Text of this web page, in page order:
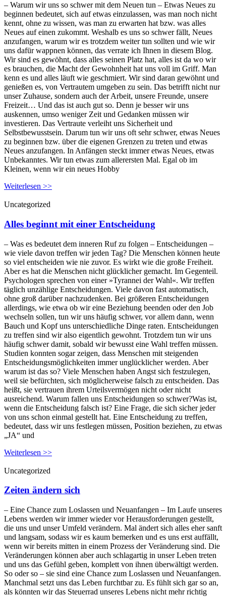
– Warum wir uns so schwer mit dem Neuen tun – Etwas Neues zu
beginnen bedeutet, sich auf etwas einzulassen, was man noch nicht
kennt, ohne zu wissen, was man zu erwarten hat bzw. was alles
Neues auf einen zukommt. Weshalb es uns so schwer fällt, Neues
anzufangen, warum wir es trotzdem weiter tun sollten und wie wir
uns dafür wappnen können, das verrate ich Ihnen in diesem Blog.
Wir sind es gewöhnt, dass alles seinen Platz hat, alles ist da wo wir
es brauchen, die Macht der Gewohnheit hat uns voll im Griff. Man
kenn es und alles läuft wie geschmiert. Wir sind daran gewöhnt und
genießen es, von Vertrautem umgeben zu sein. Das betrifft nicht nur
unser Zuhause, sondern auch der Arbeit, unsere Freunde, unsere
Freizeit… Und das ist auch gut so. Denn je besser wir uns
auskennen, umso weniger Zeit und Gedanken müssen wir
investieren. Das Vertraute verleiht uns Sicherheit und
Selbstbewusstsein. Darum tun wir uns oft sehr schwer, etwas Neues
zu beginnen bzw. über die eigenen Grenzen zu treten und etwas
Neues anzufangen. In Anfängen steckt immer etwas Neues, etwas
Unbekanntes. Wir tun etwas zum allerersten Mal. Egal ob im
Kleinen, wenn wir ein neues Hobby
Weiterlesen >>
Uncategorized
Alles beginnt mit einer Entscheidung
– Was es bedeutet dem inneren Ruf zu folgen – Entscheidungen –
wie viele davon treffen wir jeden Tag? Die Menschen können heute
so viel entscheiden wie nie zuvor. Es wirkt wie die große Freiheit.
Aber es hat die Menschen nicht glücklicher gemacht. Im Gegenteil.
Psychologen sprechen von einer »Tyrannei der Wahl«. Wir treffen
täglich unzählige Entscheidungen. Viele davon fast automatisch,
ohne groß darüber nachzudenken. Bei größeren Entscheidungen
allerdings, wie etwa ob wir eine Beziehung beenden oder den Job
wechseln sollen, tun wir uns häufig schwer, vor allem dann, wenn
Bauch und Kopf uns unterschiedliche Dinge raten. Entscheidungen
zu treffen sind wir also eigentlich gewohnt. Trotzdem tun wir uns
häufig schwer damit, sobald wir bewusst eine Wahl treffen müssen.
Studien konnten sogar zeigen, dass Menschen mit steigenden
Entscheidungsmöglichkeiten immer unglücklicher werden. Aber
warum ist das so? Viele Menschen haben Angst sich festzulegen,
weil sie befürchten, sich möglicherweise falsch zu entscheiden. Das
heißt, sie vertrauen ihrem Urteilsvermögen nicht oder nicht
ausreichend. Warum fallen uns Entscheidungen so schwer?Was ist,
wenn die Entscheidung falsch ist? Eine Frage, die sich sicher jeder
von uns schon einmal gestellt hat. Eine Entscheidung zu treffen,
bedeutet, dass wir uns festlegen müssen, Position beziehen, zu etwas
„JA“ und
Weiterlesen >>
Uncategorized
Zeiten ändern sich
– Eine Chance zum Loslassen und Neuanfangen – Im Laufe unseres
Lebens werden wir immer wieder vor Herausforderungen gestellt,
die uns und unser Umfeld verändern. Mal ändert sich alles eher sanft
und langsam, sodass wir es kaum bemerken und es uns erst auffällt,
wenn wir bereits mitten in einem Prozess der Veränderung sind. Die
Veränderungen können aber auch schlagartig in unser Leben treten
und uns das Gefühl geben, komplett von ihnen überwältigt werden.
So oder so – sie sind eine Chance zum Loslassen und Neuanfangen.
Manchmal setzt uns das Leben furchtbar zu. Es fühlt sich gar so an,
als könnten wir das Steuerrad unseres Lebens nicht mehr richtig